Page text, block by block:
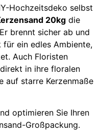
Hochzeitsdeko selbst
20kg die
brennt sicher ab und
ein edles Ambiente,
Auch Floristen
in ihre floralen
auf starre Kerzenmaße
optimieren Sie Ihren
Großpackung.